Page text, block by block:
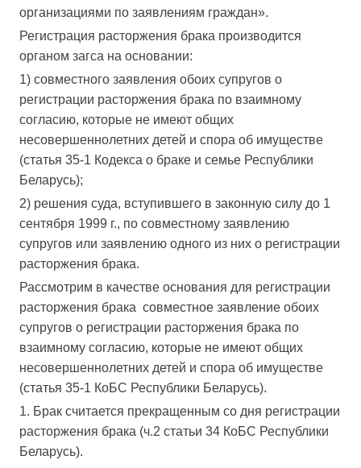
организациями по заявлениям граждан».
Регистрация расторжения брака производится
органом загса на основании:
1) совместного заявления обоих супругов о
регистрации расторжения брака по взаимному
согласию, которые не имеют общих
несовершеннолетних детей и спора об имуществе
(статья 35-1 Кодекса о браке и семье Республики
Беларусь);
2) решения суда, вступившего в законную силу до 1
сентября 1999 г., по совместному заявлению
супругов или заявлению одного из них о регистрации
расторжения брака.
Рассмотрим в качестве основания для регистрации
расторжения брака совместное заявление обоих
супругов о регистрации расторжения брака по
взаимному согласию, которые не имеют общих
несовершеннолетних детей и спора об имуществе
(статья 35-1 КоБС Республики Беларусь).
1. Брак считается прекращенным со дня регистрации
расторжения брака (ч.2 статьи 34 КоБС Республики
Беларусь).